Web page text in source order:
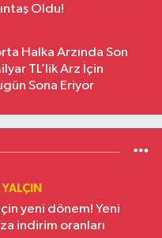
Oldu!
Halka Arzında Son
TL’lik Arz İçin
Sona Eriyor
yeni dönem! Yeni
indirim oranları